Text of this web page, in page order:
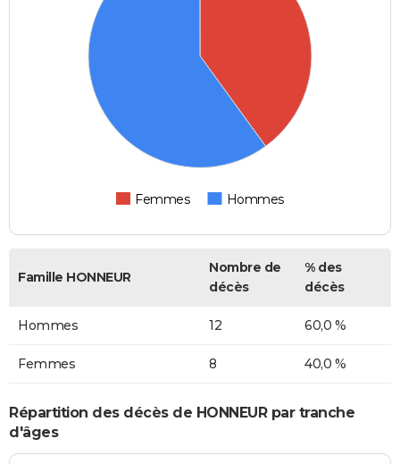
Femmes Hommes
Famille HONNEUR
Nombre de
décès
% des
décès
Hommes 12 60,0 %
Femmes 8 40,0 %
Répartition des décès de HONNEUR par tranche
d'âges